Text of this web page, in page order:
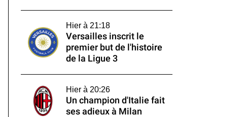
Hier à 21:18
Versailles inscrit le
premier but de l'histoire
de la Ligue 3
Hier à 20:26
Un champion d'Italie fait
ses adieux à Milan